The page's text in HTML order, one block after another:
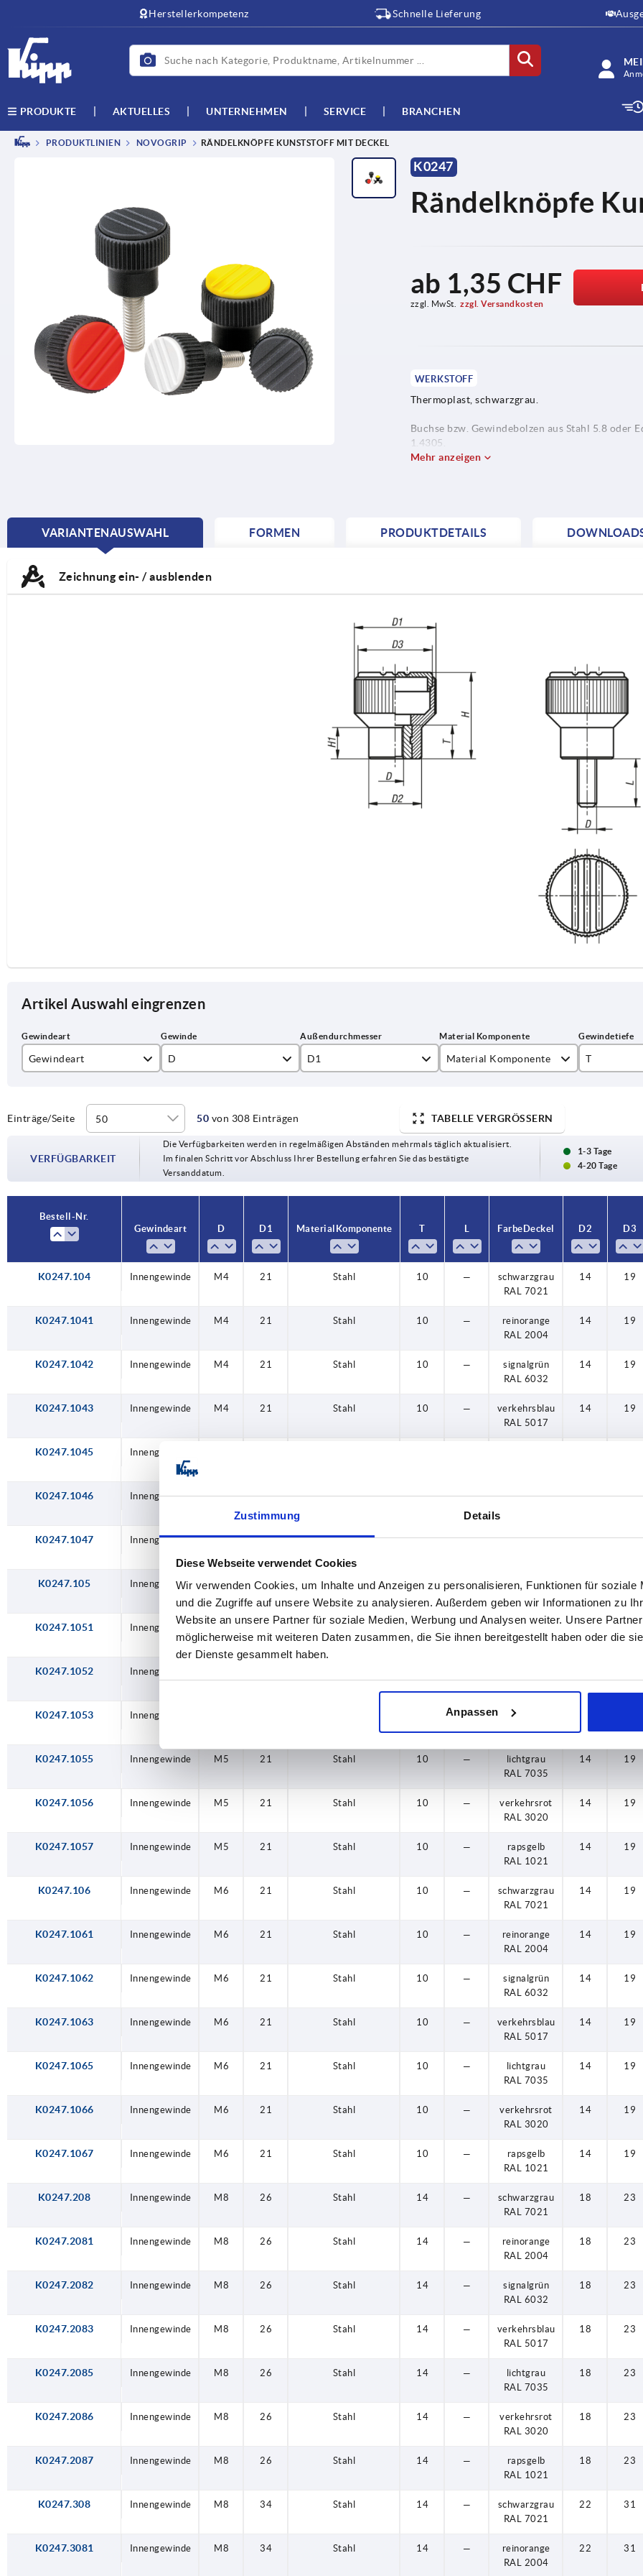
Zustimmung Details
Diese Webseite verwendet Cookies
Wir verwenden Cookies, um Inhalte und Anzeigen zu personalisieren, Funktionen für soziale
und die Zugriffe auf unsere Website zu analysieren. Außerdem geben wir Informationen zu
Website an unsere Partner für soziale Medien, Werbung und Analysen weiter. Unsere
möglicherweise mit weiteren Daten zusammen, die Sie ihnen bereitgestellt haben oder die
der Dienste gesammelt haben.
Anpassen
Herstellerkompetenz Schnelle Lieferung
PRODUKTE AKTUELLES UNTERNEHMEN SERVICE BRANCHEN
PRODUKTLINIEN NOVOGRIP RÄNDELKNÖPFE KUNSTSTOFF MIT DECKEL
K0247
Rändelknöpfe
ab 1,35 CHF
zzgl. MwSt. zzgl. Versandkosten
WERKSTOFF
Thermoplast, schwarzgrau.
Buchse bzw. Gewindebolzen aus Stahl 5.8 oder
1.4305.
Mehr anzeigen
VARIANTENAUSWAHL
CURRENT
FORMEN PRODUKTDETAILS
Zeichnung ein- / ausblenden
Artikel Auswahl eingrenzen
Gewindeart
Innengewinde
D
M5
M6
M8
D1
34
Material Komponente
Stahl
T
Einträge/Seite 50 von 308 Einträgen TABELLE VERGRÖSSERN
VERFÜGBARKEIT
Die Verfügbarkeiten werden in regelmäßigen Abständen mehrmals täglich aktualisiert.
Im finalen Schritt vor Abschluss Ihrer Bestellung erfahren Sie das bestätigte
Versanddatum.
1-3 Tage
4-20 Tage
Bestell-Nr.
Gewindeart
D D1 Material Komponente T L Farbe Deckel D2 D3
K0247.104 Innengewinde M4 21 Stahl 10 —
schwarzgrau
RAL 7021
14 19
K0247.1041 Innengewinde M4 21 Stahl 10 —
reinorange
RAL 2004
14 19
K0247.1042 Innengewinde M4 21 Stahl 10 —
signalgrün
RAL 6032
14 19
K0247.1043 Innengewinde M4 21 Stahl 10 —
verkehrsblau
RAL 5017
14 19
K0247.1045 Innengewinde
K0247.1046 Innengewinde M4 21 Stahl 10 —
verkehrsrot
14 19
K0247.1047 Innengewinde M4 21 Stahl 10 —
rapsgelb
14 19
K0247.105 Innengewinde M5 21 Stahl 10 —
schwarzgrau
RAL 7021
14 19
K0247.1051 Innengewinde M5 21 Stahl 10 —
reinorange
RAL 2004
14 19
K0247.1052 Innengewinde
K0247.1053 Innengewinde —
verkehrsblau
RAL 5017
K0247.1055 Innengewinde M5 21 Stahl 10 —
lichtgrau
RAL 7035
14 19
K0247.1056 Innengewinde M5 21 Stahl 10 —
verkehrsrot
RAL 3020
14 19
K0247.1057 Innengewinde M5 21 Stahl 10 —
rapsgelb
RAL 1021
14 19
K0247.106 Innengewinde M6 21 Stahl 10 —
schwarzgrau
RAL 7021
14 19
K0247.1061 Innengewinde M6 21 Stahl 10 —
reinorange
RAL 2004
14 19
K0247.1062 Innengewinde M6 21 Stahl 10 —
signalgrün
RAL 6032
14 19
K0247.1063 Innengewinde M6 21 Stahl 10 —
verkehrsblau
RAL 5017
14 19
K0247.1065 Innengewinde M6 21 Stahl 10 —
lichtgrau
RAL 7035
14 19
K0247.1066 Innengewinde M6 21 Stahl 10 —
verkehrsrot
RAL 3020
14 19
K0247.1067 Innengewinde M6 21 Stahl 10 —
rapsgelb
RAL 1021
14 19
K0247.208 Innengewinde M8 26 Stahl 14 —
schwarzgrau
RAL 7021
18 23
K0247.2081 Innengewinde M8 26 Stahl 14 —
reinorange
RAL 2004
18 23
K0247.2082 Innengewinde M8 26 Stahl 14 —
signalgrün
RAL 6032
18 23
K0247.2083 Innengewinde M8 26 Stahl 14 —
verkehrsblau
RAL 5017
18 23
K0247.2085 Innengewinde M8 26 Stahl 14 —
lichtgrau
RAL 7035
18 23
K0247.2086 Innengewinde M8 26 Stahl 14 —
verkehrsrot
RAL 3020
18 23
K0247.2087 Innengewinde M8 26 Stahl 14 —
rapsgelb
RAL 1021
18 23
K0247.308 Innengewinde M8 34 Stahl 14 —
schwarzgrau
RAL 7021
22 31
K0247.3081 Innengewinde M8 34 Stahl 14 —
reinorange
RAL 2004
22 31